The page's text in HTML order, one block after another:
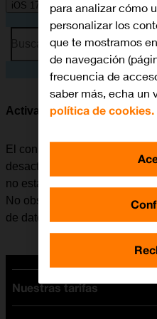
iOS 17
Busca por problema o tema
Activar o desactivar la
El consumo de datos en el
desactivando la itinerancia
no establece conexión con
No obstante, se puede
de datos esté desactivada.
Nuestras tarifas
para analizar cómo
personalizar los
que te mostramos
de navegación
frecuencia de
saber más, echa un
política de cookies.